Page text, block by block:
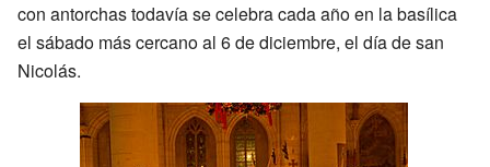
con antorchas todavía se celebra cada año en la basílica
el sábado más cercano al 6 de diciembre, el día de san
Nicolás.